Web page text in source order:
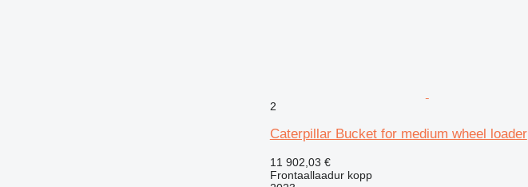
2
Caterpillar Bucket for medium wheel loader
11 902,03 €
Frontaallaadur kopp